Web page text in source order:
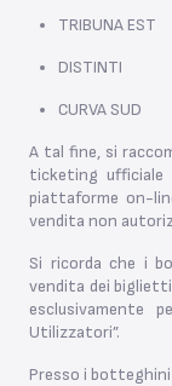
TRIBUNA EST
DISTINTI
CURVA SUD
A tal fine, si
ticketing ufficiale
piattaforme on-
vendita non
Si ricorda che i
vendita dei
esclusivamente
Utilizzatori”.
Presso i